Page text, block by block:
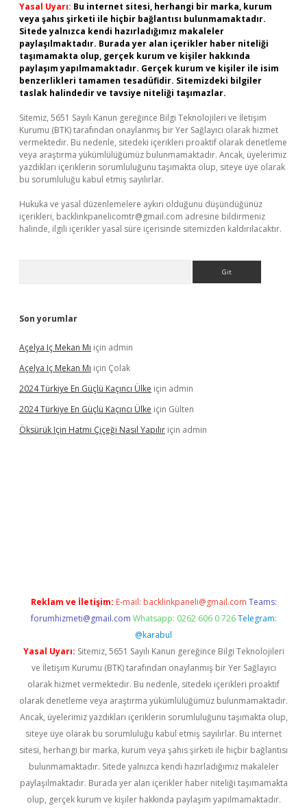
Yasal Uyarı: Bu internet sitesi, herhangi bir marka, kurum
veya şahıs şirketi ile hiçbir bağlantısı bulunmamaktadır.
Sitede yalnızca kendi hazırladığımız makaleler
paylaşılmaktadır. Burada yer alan içerikler haber niteliği
taşımamakta olup, gerçek kurum ve kişiler hakkında
paylaşım yapılmamaktadır. Gerçek kurum ve kişiler ile isim
benzerlikleri tamamen tesadüfidir. Sitemizdeki bilgiler
taslak halindedir ve tavsiye niteliği taşımazlar.
Sitemiz, 5651 Sayılı Kanun gereğince Bilgi Teknolojileri ve İletişim
Kurumu (BTK) tarafından onaylanmış bir Yer Sağlayıcı olarak hizmet
vermektedir. Bu nedenle, sitedeki içerikleri proaktif olarak denetleme
veya araştırma yükümlülüğümüz bulunmamaktadır. Ancak, üyelerimiz
yazdıkları içeriklerin sorumluluğunu taşımakta olup, siteye üye olarak
bu sorumluluğu kabul etmiş sayılırlar.
Hukuka ve yasal düzenlemelere aykırı olduğunu düşündüğünüz
içerikleri, backlinkpanelicomtr@gmail.com adresine bildirmeniz
halinde, ilgili içerikler yasal süre içerisinde sitemizden kaldırılacaktır.
Son yorumlar
Açelya Iç Mekan Mı için admin
Açelya Iç Mekan Mı için Çolak
2024 Türkiye En Güçlü Kaçıncı Ülke için admin
2024 Türkiye En Güçlü Kaçıncı Ülke için Gülten
Öksürük Için Hatmi Çiçeği Nasıl Yapılır için admin
Reklam ve İletişim: E-mail: backlinkpaneli@gmail.com Teams:
forumhizmeti@gmail.com Whatsapp: 0262 606 0 726 Telegram:
@karabul
Yasal Uyarı: Sitemiz, 5651 Sayılı Kanun gereğince Bilgi Teknolojileri
ve İletişim Kurumu (BTK) tarafından onaylanmış bir Yer Sağlayıcı
olarak hizmet vermektedir. Bu nedenle, sitedeki içerikleri proaktif
olarak denetleme veya araştırma yükümlülüğümüz bulunmamaktadır.
Ancak, üyelerimiz yazdıkları içeriklerin sorumluluğunu taşımakta olup,
siteye üye olarak bu sorumluluğu kabul etmiş sayılırlar. Bu internet
sitesi, herhangi bir marka, kurum veya şahıs şirketi ile hiçbir bağlantısı
bulunmamaktadır. Sitede yalnızca kendi hazırladığımız makaleler
paylaşılmaktadır. Burada yer alan içerikler haber niteliği taşımamakta
olup, gerçek kurum ve kişiler hakkında paylaşım yapılmamaktadır.